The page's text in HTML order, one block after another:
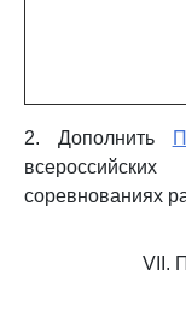
2. Дополнить
соревнованиях
VII.